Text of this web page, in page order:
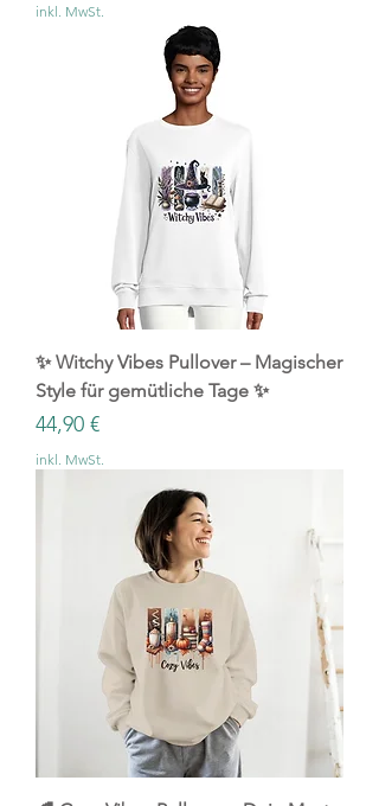
inkl. MwSt.
✨ Witchy Vibes Pullover – Magischer
Style für gemütliche Tage ✨
Preis
44,90 €
inkl. MwSt.